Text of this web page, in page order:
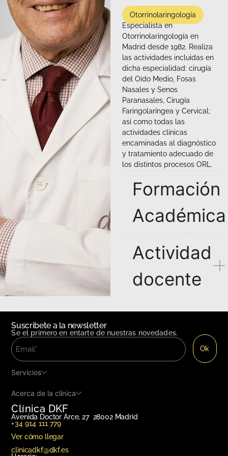
Otorrinolaringología
Especialista en
Otorrinolaringología en
Madrid desde 1982. Realiza
las actividades incluidas en
dicha especialidad: cirugía
del Oído Medio, Fosas
Nasales y Senos
Paranasales, Cirugía
Faringolaríngea y Cervical;
así como todas las
actividades clínicas
encaminadas al diagnóstico
y tratamiento adecuado de
los distintos procesos ORL.
Formación
Académica
Actividad
docente
Cargos y
sociedades
científicas
Clínica DKF
Avenida Doctor Arce, 27 28002 Madrid
+34 914 111 779
Ver cómo llegar
clinicadkf@dkf.es
Suscribete a la newsletter
Se el primero en entarte de nuestras novedades.
Servicios
Acerca de la clínica